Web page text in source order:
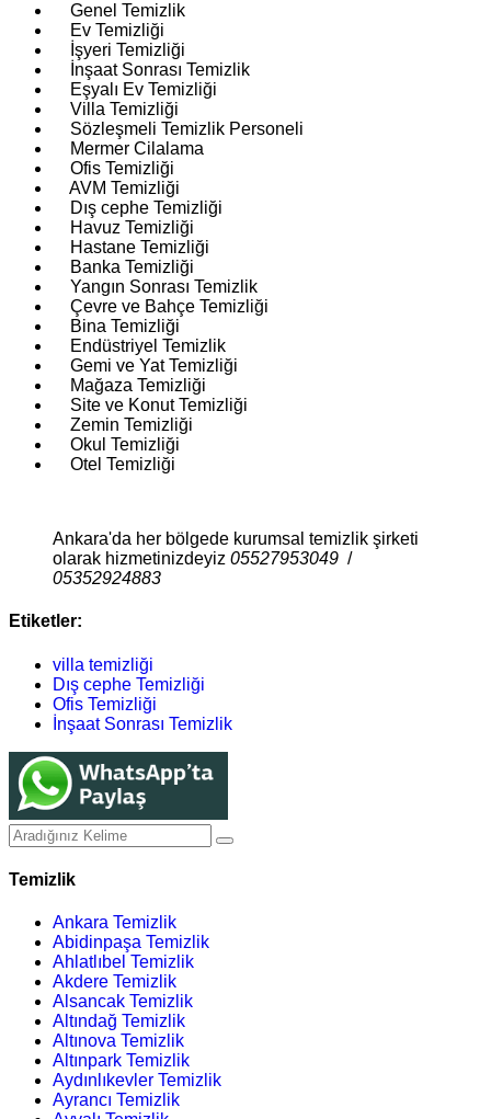
Genel Temizlik
Ev Temizliği
İşyeri Temizliği
İnşaat Sonrası Temizlik
Eşyalı Ev Temizliği
Villa Temizliği
Sözleşmeli Temizlik Personeli
Mermer Cilalama
Ofis Temizliği
AVM Temizliği
Dış cephe Temizliği
Havuz Temizliği
Hastane Temizliği
Banka Temizliği
Yangın Sonrası Temizlik
Çevre ve Bahçe Temizliği
Bina Temizliği
Endüstriyel Temizlik
Gemi ve Yat Temizliği
Mağaza Temizliği
Site ve Konut Temizliği
Zemin Temizliği
Okul Temizliği
Otel Temizliği
Ankara'da her bölgede kurumsal temizlik şirketi
olarak hizmetinizdeyiz 05527953049 /
05352924883
Etiketler:
villa temizliği
Dış cephe Temizliği
Ofis Temizliği
İnşaat Sonrası Temizlik
Temizlik
Ankara Temizlik
Abidinpaşa Temizlik
Ahlatlıbel Temizlik
Akdere Temizlik
Alsancak Temizlik
Altındağ Temizlik
Altınova Temizlik
Altınpark Temizlik
Aydınlıkevler Temizlik
Ayrancı Temizlik